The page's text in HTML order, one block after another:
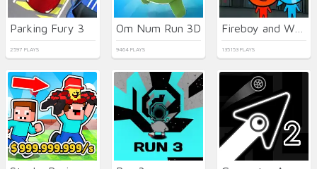
Parking Fury 3
2597 PLAYS
Om Num Run 3D
9464 PLAYS
Fireboy and Watergirl 5 Elements
135153 PLAYS